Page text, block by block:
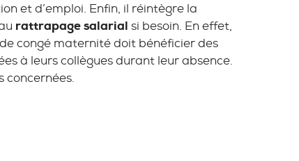
et d’emploi. Enfin, il réintègre la
rattrapage salarial si besoin. En effet,
congé maternité doit bénéficier des
à leurs collègues durant leur absence.
concernées.